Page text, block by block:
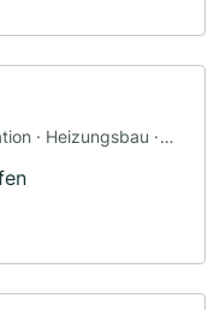
· Heizungsbau ·